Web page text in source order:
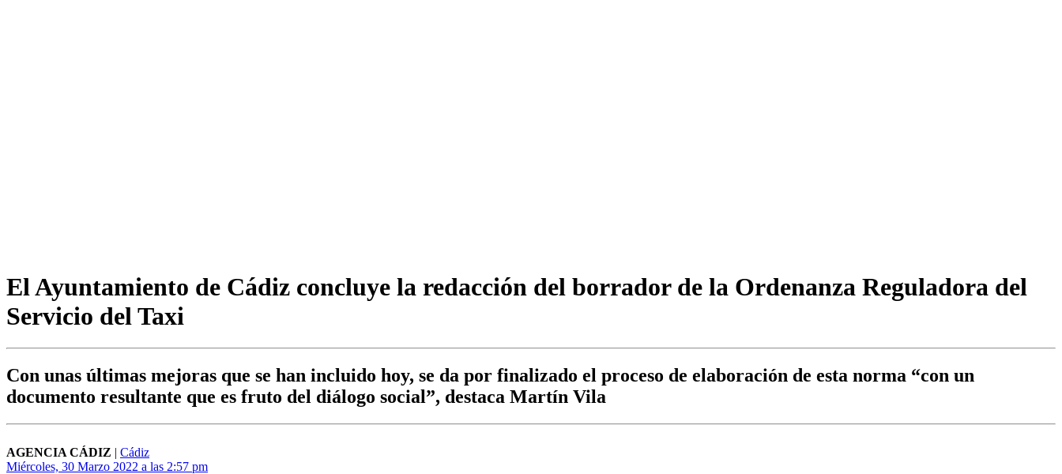
El Ayuntamiento de Cádiz concluye la redacción del borrador de la Ordenanza Reguladora del
Servicio del Taxi
Con unas últimas mejoras que se han incluido hoy, se da por finalizado el proceso de elaboración de esta norma “con un
documento resultante que es fruto del diálogo social”, destaca Martín Vila
AGENCIA CÁDIZ | Cádiz
Miércoles, 30 Marzo 2022 a las 2:57 pm